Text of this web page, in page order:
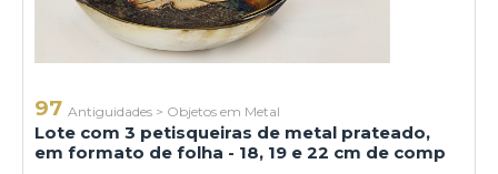
97 Antiguidades > Objetos em Metal
Lote com 3 petisqueiras de metal prateado,
em formato de folha - 18, 19 e 22 cm de comp